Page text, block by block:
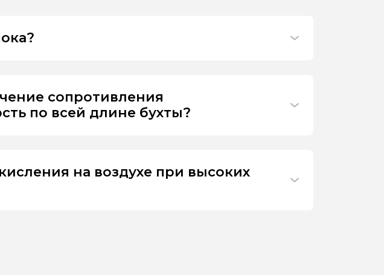
сопротивления
по всей длине бухты?
на воздухе при высоких